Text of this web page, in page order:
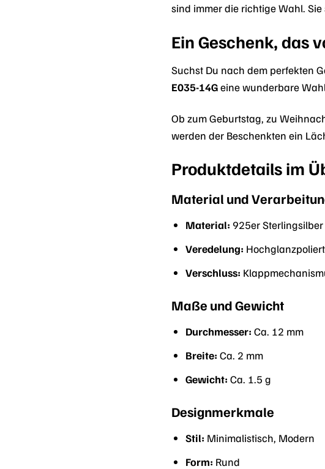
sind immer die richtige Wahl.
Ein Geschenk, das
Suchst Du nach dem perfekten
E035-14Geine wunderbare
Ob zum Geburtstag, zu
werden der Beschenkten ein
Produktdetails im
Material und
Material: 925er Sterlingsilber
Veredelung: Hochglanzpoliert
Verschluss:
Maße und Gewicht
Durchmesser: Ca. 12 mm
Breite: Ca. 2 mm
Gewicht: Ca. 1.5 g
Designmerkmale
Stil: Minimalistisch, Modern
Form: Rund